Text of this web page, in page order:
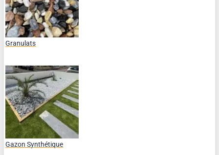
Granulats
Gazon Synthétique